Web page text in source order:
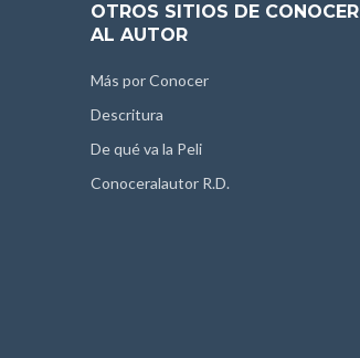
OTROS SITIOS DE CONOCER
AL AUTOR
Más por Conocer
Descritura
De qué va la Peli
Conoceralautor R.D.